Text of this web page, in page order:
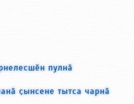
пулнӑ
ҫынсене тытса чарнӑ